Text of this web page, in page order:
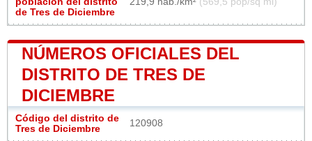
de Tres de Diciembre
NÚMEROS OFICIALES DEL
DISTRITO DE TRES DE
DICIEMBRE
Código del distrito de
Tres de Diciembre
120908